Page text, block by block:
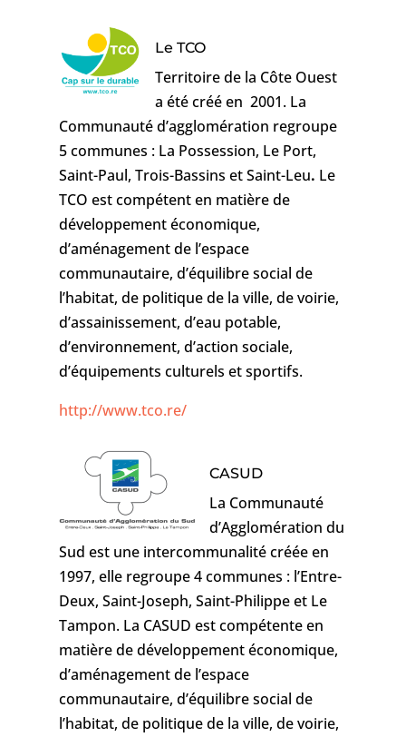
Le TCO
Territoire de la Côte Ouest
a été créé en 2001. La
Communauté d’agglomération regroupe
5 communes : La Possession, Le Port,
Saint-Paul, Trois-Bassins et Saint-Leu. Le
TCO est compétent en matière de
développement économique,
d’aménagement de l’espace
communautaire, d’équilibre social de
l’habitat, de politique de la ville, de voirie,
d’assainissement, d’eau potable,
d’environnement, d’action sociale,
d’équipements culturels et sportifs.
http://www.tco.re/
CASUD
La Communauté
d’Agglomération du
Sud est une intercommunalité créée en
1997, elle regroupe 4 communes : l’Entre-
Deux, Saint-Joseph, Saint-Philippe et Le
Tampon. La CASUD est compétente en
matière dedéveloppement économique,
d’aménagement de l’espace
communautaire, d’équilibre social de
l’habitat, de politique de la ville, de voirie,